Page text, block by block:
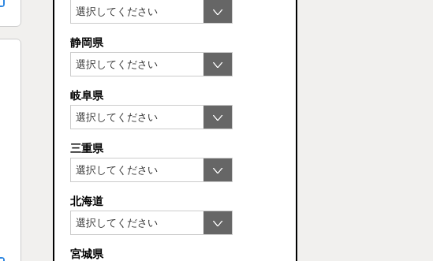
静岡県
岐阜県
三重県
北海道
宮城県